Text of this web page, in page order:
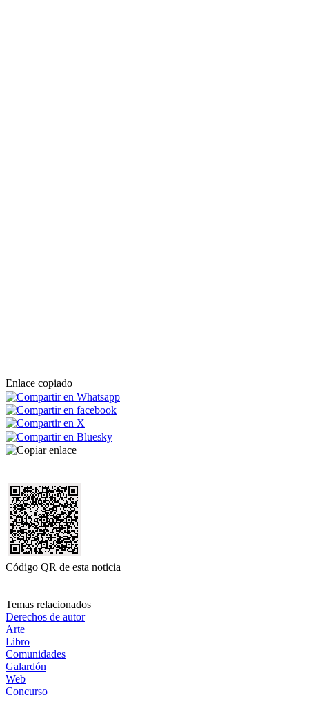
Enlace copiado
Código QR de esta noticia
Temas relacionados
Derechos de autor
Arte
Libro
Comunidades
Galardón
Web
Concurso